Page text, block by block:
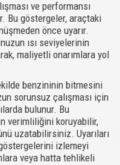
ve performansı
Bu göstergeler, araçtaki
önce uyarır.
ısı seviyelerinin
maliyetli onarımlara yol
benzininin bitmesini
sorunsuz çalışması için
bulunur. Bu
verimliliğini koruyabilir,
uzatabilirsiniz. Uyarıları
izlemeyi
veya hatta tehlikeli